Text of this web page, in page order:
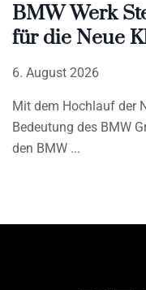
BMW Werk
für die Neue
6. August 2026
Mit dem Hochlauf der
Bedeutung des BMW
den BMW